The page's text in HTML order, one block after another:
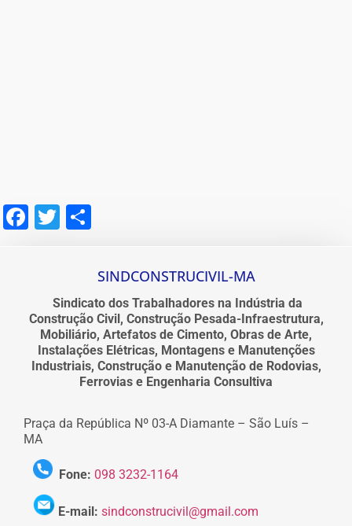
Facebook
Twitter
SINDCONSTRUCIVIL-MA
Sindicato dos Trabalhadores na Indústria da
Construção Civil, Construção Pesada-Infraestrutura,
Mobiliário, Artefatos de Cimento, Obras de Arte,
Instalações Elétricas, Montagens e Manutenções
Industriais, Construção e Manutenção de Rodovias,
Ferrovias e Engenharia Consultiva
Praça da República Nº 03-A Diamante – São Luís –
MA
Fone: 098 3232-1164
E-mail: sindconstrucivil@gmail.com